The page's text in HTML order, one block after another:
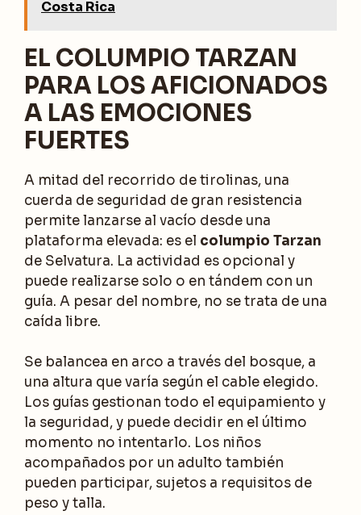
Costa Rica
EL COLUMPIO TARZAN
PARA LOS AFICIONADOS
A LAS EMOCIONES
FUERTES
A mitad del recorrido de tirolinas, una
cuerda de seguridad de gran resistencia
permite lanzarse al vacío desde una
plataforma elevada: es el columpio Tarzan
de Selvatura. La actividad es opcional y
puede realizarse solo o en tándem con un
guía. A pesar del nombre, no se trata de una
caída libre.
Se balancea en arco a través del bosque, a
una altura que varía según el cable elegido.
Los guías gestionan todo el equipamiento y
la seguridad, y puede decidir en el último
momento no intentarlo. Los niños
acompañados por un adulto también
pueden participar, sujetos a requisitos de
peso y talla.